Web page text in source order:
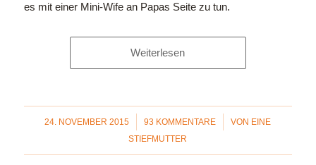
es mit einer Mini-Wife an Papas Seite zu tun.
Weiterlesen
24. NOVEMBER 2015
/ 93 KOMMENTARE
/ VON EINE
STIEFMUTTER